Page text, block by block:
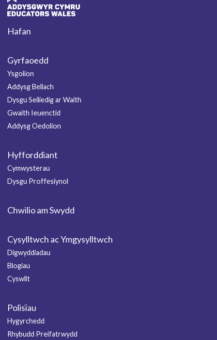
Footer
Hafan
Gyrfaoedd
Ysgolion
Addysg Bellach
Dysgu Seiliedig ar Waith
Gwaith Ieuenctid
Addysg Oedolion
Hyfforddiant
Cymwysterau
Dysgu Proffesiynol
Chwilio am Swydd
Cysylltwch ac Ymgysylltwch
Digwyddiadau
Blogiau
Cyswllt
Polisïau
Hygyrchedd
Rhybudd Preifatrwydd